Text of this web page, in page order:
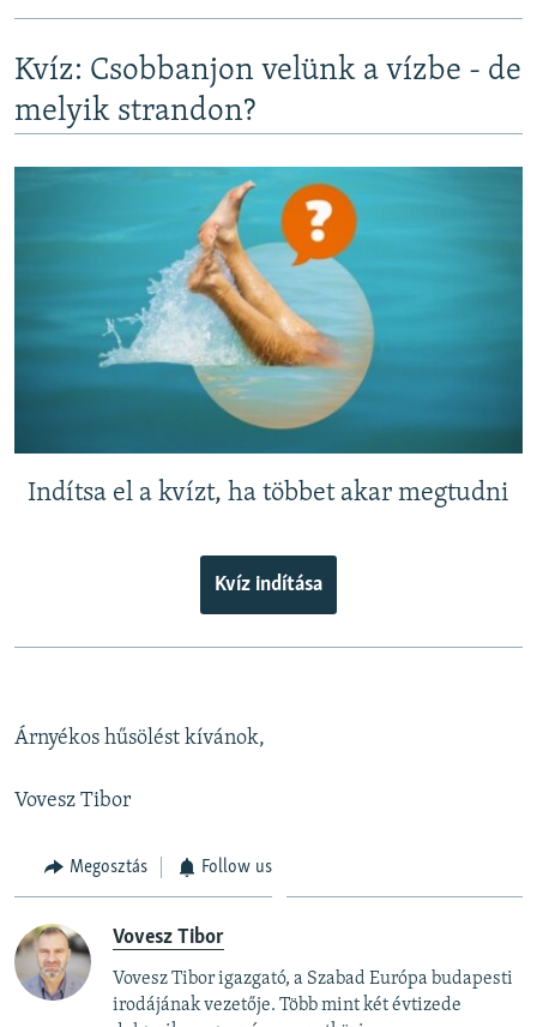
Kvíz: Csobbanjon velünk a vízbe - de
melyik strandon?
Indítsa el a kvízt, ha többet akar megtudni
Kvíz indítása
Árnyékos hűsölést kívánok,
Vovesz Tibor
Megosztás Follow us
Vovesz Tibor
Vovesz Tibor igazgató, a Szabad Európa budapesti
irodájának vezetője. Több mint két évtizede